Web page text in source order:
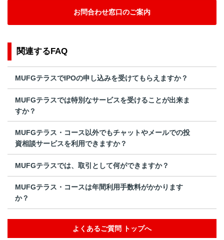
お問合わせ窓口のご案内
関連するFAQ
MUFGテラスでIPOの申し込みを受けてもらえますか？
MUFGテラスでは特別なサービスを受けることが出来ま
すか？
MUFGテラス・コース以外でもチャットやメールでの投
資相談サービスを利用できますか？
MUFGテラスでは、取引として何ができますか？
MUFGテラス・コースは年間利用手数料がかかります
か？
よくあるご質問 トップへ